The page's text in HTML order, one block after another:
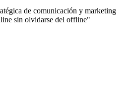
de comunicación y marketing
sin olvidarse del offline"